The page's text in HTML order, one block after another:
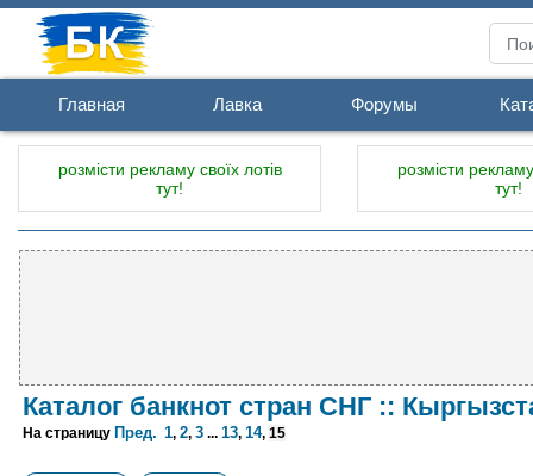
Главная Лавка Форумы
розмісти рекламу своїх лотів
тут!
розмісти
тут!
Каталог банкнот стран СНГ ::
На страницу Пред. 1, 2, 3 ... 13, 14, 15